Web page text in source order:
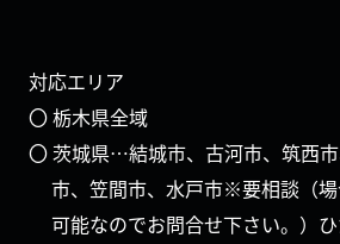
対応エリア
〇 栃木県全域
〇 茨城県…結城市、古河市、筑西
市、笠間市、水戸市※要相談（
可能なのでお問合せ下さい。）